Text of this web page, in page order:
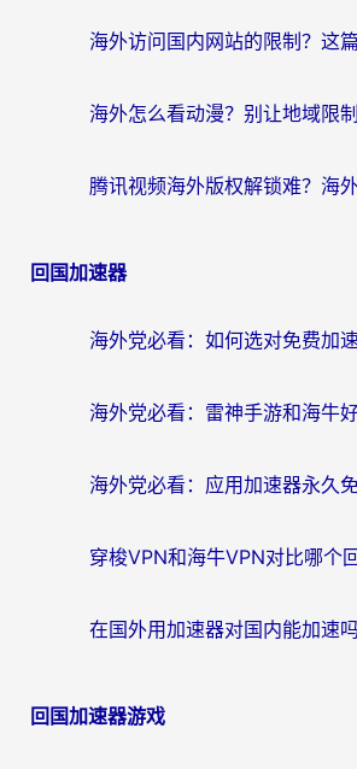
回国加速器
回国加速器游戏